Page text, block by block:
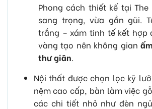
Phong cách thiết kế tại The
sang trọng, vừa gần gũi.
trắng – xám tinh tế kết hợp
vàng tạo nên không gian
thư giãn
Nội thất được chọn lọc kỹ
nệm cao cấp, bàn làm việc
các chi tiết nhỏ như đèn